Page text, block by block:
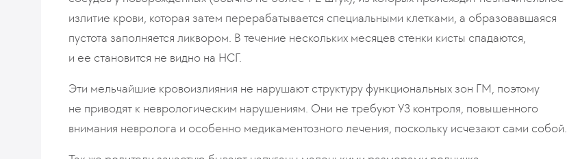
излитие крови, которая затем перерабатывается специальными клетками, а образовавшаяся
пустота заполняется ликвором. В течение нескольких месяцев стенки кисты спадаются,
и ее становится не видно на НСГ.
Эти мельчайшие кровоизлияния не нарушают структуру функциональных зон ГМ, поэтому
не приводят к неврологическим нарушениям. Они не требуют УЗ контроля, повышенного
внимания невролога и особенно медикаментозного лечения, поскольку исчезают сами собой.